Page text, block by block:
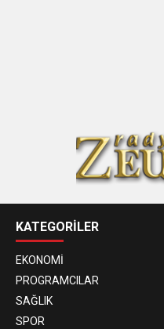
KATEGORİLER
EKONOMİ
PROGRAMCILAR
SAĞLIK
SPOR